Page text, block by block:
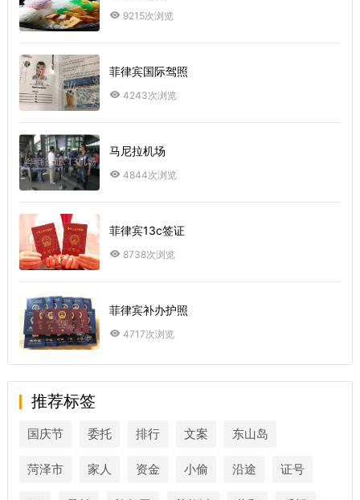
9215次浏览
菲律宾国际驾照
4243次浏览
马尼拉机场
4844次浏览
菲律宾13c签证
8738次浏览
菲律宾补办护照
4717次浏览
推荐标签
国庆节 委托 排行 文案 东山岛
菏泽市 家人 资金 小偷 沿途 证号